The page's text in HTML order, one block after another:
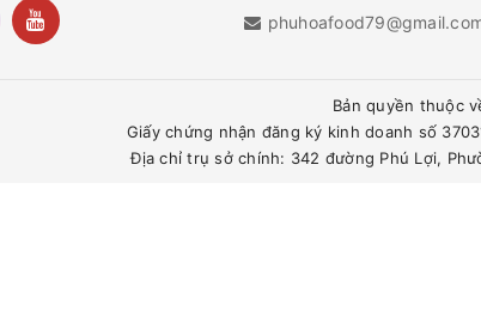
Bản quyền thuộc
Giấy chứng nhận đăng ký kinh doanh số
Địa chỉ trụ sở chính: 342 đường Phú Lợi,